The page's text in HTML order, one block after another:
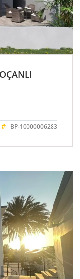
# BP-10000006283